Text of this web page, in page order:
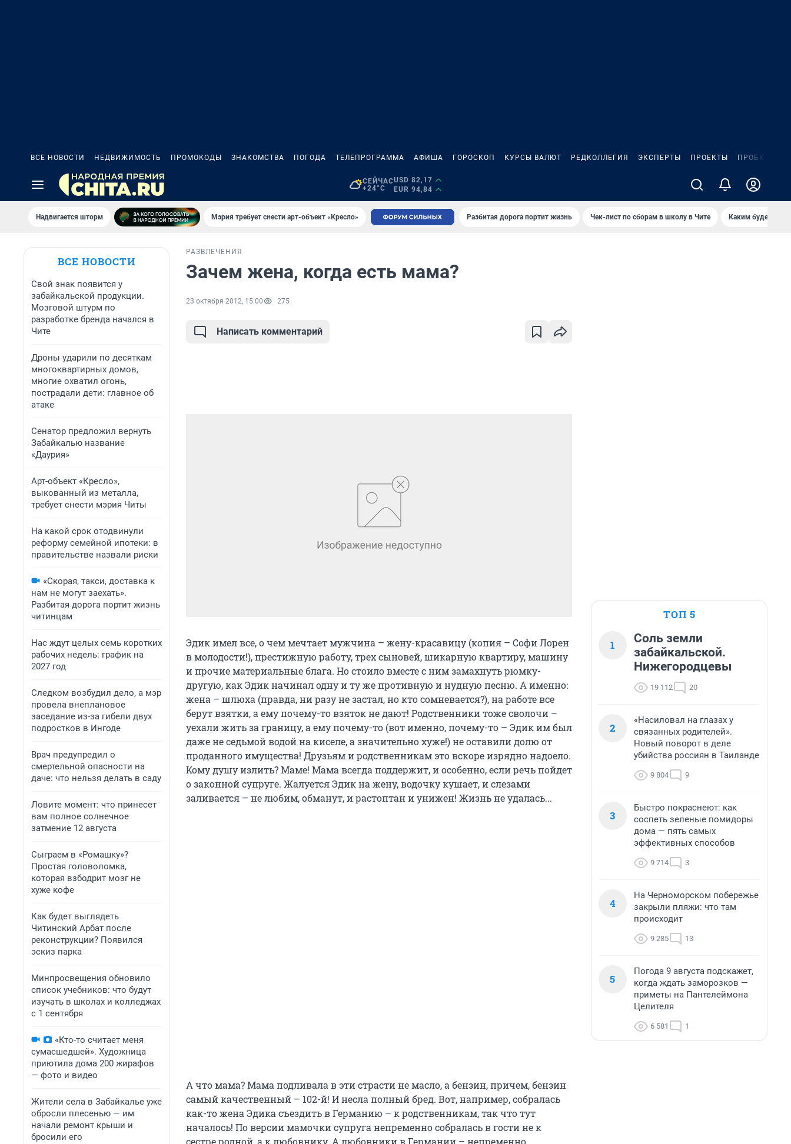
ВСЕ НОВОСТИ НЕДВИЖИМОСТЬ ПРОМОКОДЫ ЗНАКОМСТВА ПОГОДА ТЕЛЕПРОГРАММА АФИША ГОРОСКОП КУРСЫ ВАЛЮТ РЕДКОЛЛЕГИЯ ЭКСПЕРТЫ ПРОЕКТЫ ПРОБКИ
СЕЙЧАС
+24°C
USD 82,17
EUR 94,84
Надвигается шторм Мэрия требует снести арт-объект «Кресло» Разбитая дорога портит жизнь Чек-лист по сборам в школу в Чите Каким будет
ВСЕ НОВОСТИ
Свой знак появится у
забайкальской продукции.
Мозговой штурм по
разработке бренда начался в
Чите
Дроны ударили по десяткам
многоквартирных домов,
многие охватил огонь,
пострадали дети: главное об
атаке
Сенатор предложил вернуть
Забайкалью название
«Даурия»
Арт-объект «Кресло»,
выкованный из металла,
требует снести мэрия Читы
На какой срок отодвинули
реформу семейной ипотеки: в
правительстве назвали риски
«Скорая, такси, доставка к
нам не могут заехать».
Разбитая дорога портит жизнь
читинцам
Нас ждут целых семь коротких
рабочих недель: график на
2027 год
Следком возбудил дело, а мэр
провела внеплановое
заседание из-за гибели двух
подростков в Ингоде
Врач предупредил о
смертельной опасности на
даче: что нельзя делать в саду
Ловите момент: что принесет
вам полное солнечное
затмение 12 августа
Сыграем в «Ромашку»?
Простая головоломка,
которая взбодрит мозг не
хуже кофе
Как будет выглядеть
Читинский Арбат после
реконструкции? Появился
эскиз парка
Минпросвещения обновило
список учебников: что будут
изучать в школах и колледжах
с 1 сентября
«Кто-то считает меня
сумасшедшей». Художница
приютила дома 200 жирафов
— фото и видео
Жители села в Забайкалье уже
обросли плесенью — им
начали ремонт крыши и
бросили его
РАЗВЛЕЧЕНИЯ
Зачем жена, когда есть мама?
23 октября 2012, 15:00 275
Написать комментарий
Эдик имел все, о чем мечтает мужчина – жену-красавицу (копия – Софи Лорен
в молодости!), престижную работу, трех сыновей, шикарную квартиру, машину
и прочие материальные блага. Но стоило вместе с ним замахнуть рюмку-
другую, как Эдик начинал одну и ту же противную и нудную песню. А именно:
жена – шлюха (правда, ни разу не застал, но кто сомневается?), на работе все
берут взятки, а ему почему-то взяток не дают! Родственники тоже сволочи –
уехали жить за границу, а ему почему-то (вот именно, почему-то – Эдик им был
даже не седьмой водой на киселе, а значительно хуже!) не оставили долю от
проданного имущества! Друзьям и родственникам это вскоре изрядно надоело.
Кому душу излить? Маме! Мама всегда поддержит, и особенно, если речь пойдет
о законной супруге. Жалуется Эдик на жену, водочку кушает, и слезами
заливается – не любим, обманут, и растоптан и унижен! Жизнь не удалась...
А что мама? Мама подливала в эти страсти не масло, а бензин, причем, бензин
самый качественный – 102-й! И несла полный бред. Вот, например, собралась
как-то жена Эдика съездить в Германию – к родственникам, так что тут
началось! По версии мамочки супруга непременно собралась в гости не к
сестре родной, а к любовнику. А любовники в Германии – непременно
ТОП 5
1
Соль земли
забайкальской.
Нижегородцевы
19 112 20
2
«Насиловал на глазах у
связанных родителей».
Новый поворот в деле
убийства россиян в Таиланде
9 804 9
3
Быстро покраснеют: как
соспеть зеленые помидоры
дома — пять самых
эффективных способов
9 714 3
4
На Черноморском побережье
закрыли пляжи: что там
происходит
9 285 13
5
Погода 9 августа подскажет,
когда ждать заморозков —
приметы на Пантелеймона
Целителя
6 581 1